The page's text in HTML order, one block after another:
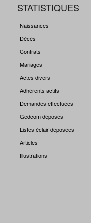
STATISTIQUES
Naissances
Décès
Contrats
Mariages
Actes divers
Adhérents actifs
Demandes effectuées
Gedcom déposés
Listes éclair déposées
Articles
Illustrations